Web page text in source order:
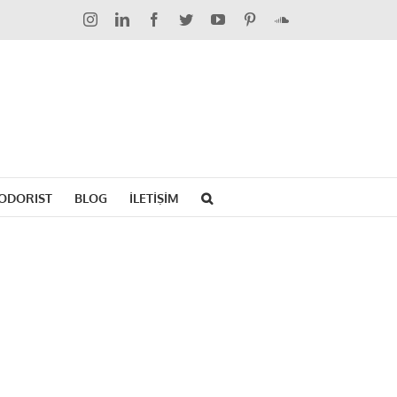
InstagramLinkedInFacebook
TwitterYouTubePinterestSoundCloud
BLOG İLETİŞİM